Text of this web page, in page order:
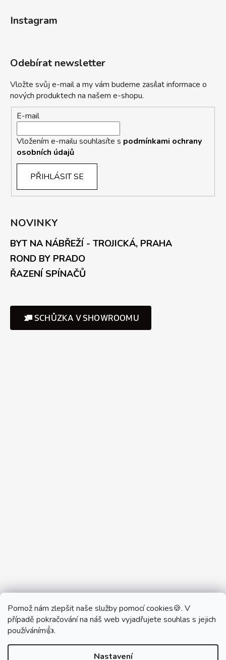
Pomož nám zlepšit naše služby pomocí cookies🍪. V
případě pokračování na náš web vyjadřujete souhlas s jejich
používáním👍.
Nastavení
Instagram
Odebírat newsletter
Vložte svůj e-mail a my vám budeme zasílat informace o
nových produktech na našem e-shopu.
E-mail
Vložením e-mailu souhlasíte s podmínkami ochrany
osobních údajů
PŘIHLÁSIT SE
NOVINKY
BYT NA NÁBŘEŽÍ - TROJICKÁ, PRAHA
ROND BY PRADO
ŘAZENÍ SPÍNAČŮ
SCHŮZKA V SHOWROOMU
Partner Showroom MONOBRAND
Partner Eshop Monobrand.online